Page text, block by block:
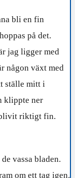
bli en fin
på det.
jag ligger med
någon växt med
ställe mitt i
klippte ner
riktigt fin.
vassa bladen.
om ett tag igen.